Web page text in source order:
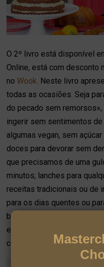
O 2º livro está disponível
Online, está com desconto
noWook. Neste livro
todas as ocasiões. Seja
do pecado sem
ingerir sem sentimentos
algumas vegan, sem
doces para devorar sem
que precisamos de uma
minutos; lanches para
receitas tradicionais ou de
para os dias quentes ou
bem acompanhados com
entre as mãos; e os bolos
celebrar o melhor da vida.